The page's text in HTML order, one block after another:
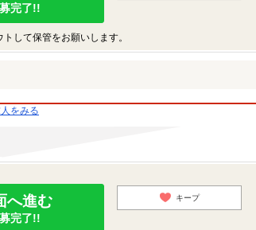
完了!!
して保管をお願いします。
をみる
へ進む
完了!!
キープ